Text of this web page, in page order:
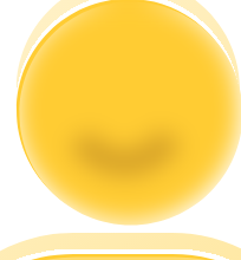
démarrage des contrats à terme